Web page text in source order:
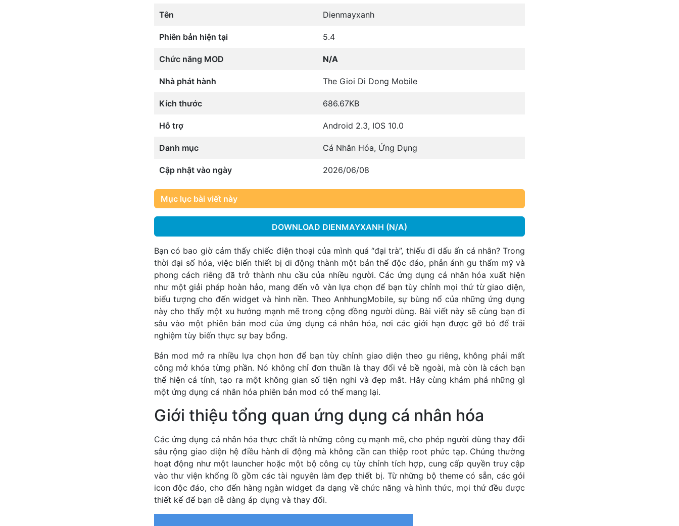
Tên Dienmayxanh
Phiên bản hiện tại 5.4
Chức năng MOD N/A
Nhà phát hành The Gioi Di Dong Mobile
Kích thước 686.67KB
Hỗ trợ Android 2.3, IOS 10.0
Danh mục Cá Nhân Hóa, Ứng Dụng
Cập nhật vào ngày 2026/06/08
Mục lục bài viết này
DOWNLOAD DIENMAYXANH (N/A)
Bạn có bao giờ cảm thấy chiếc điện thoại của mình quá “đại trà”, thiếu đi dấu ấn cá nhân? Trong
thời đại số hóa, việc biến thiết bị di động thành một bản thể độc đáo, phản ánh gu thẩm mỹ và
phong cách riêng đã trở thành nhu cầu của nhiều người. Các ứng dụng cá nhân hóa xuất hiện
như một giải pháp hoàn hảo, mang đến vô vàn lựa chọn để bạn tùy chỉnh mọi thứ từ giao diện,
biểu tượng cho đến widget và hình nền. Theo AnhhungMobile, sự bùng nổ của những ứng dụng
này cho thấy một xu hướng mạnh mẽ trong cộng đồng người dùng. Bài viết này sẽ cùng bạn đi
sâu vào một phiên bản mod của ứng dụng cá nhân hóa, nơi các giới hạn được gỡ bỏ để trải
nghiệm tùy biến thực sự bay bổng.
Bản mod mở ra nhiều lựa chọn hơn để bạn tùy chỉnh giao diện theo gu riêng, không phải mất
công mở khóa từng phần. Nó không chỉ đơn thuần là thay đổi vẻ bề ngoài, mà còn là cách bạn
thể hiện cá tính, tạo ra một không gian số tiện nghi và đẹp mắt. Hãy cùng khám phá những gì
một ứng dụng cá nhân hóa phiên bản mod có thể mang lại.
Giới thiệu tổng quan ứng dụng cá nhân hóa
Các ứng dụng cá nhân hóa thực chất là những công cụ mạnh mẽ, cho phép người dùng thay đổi
sâu rộng giao diện hệ điều hành di động mà không cần can thiệp root phức tạp. Chúng thường
hoạt động như một launcher hoặc một bộ công cụ tùy chỉnh tích hợp, cung cấp quyền truy cập
vào thư viện khổng lồ gồm các tài nguyên làm đẹp thiết bị. Từ những bộ theme có sẵn, các gói
icon độc đáo, cho đến hàng ngàn widget đa dạng về chức năng và hình thức, mọi thứ đều được
thiết kế để bạn dễ dàng áp dụng và thay đổi.